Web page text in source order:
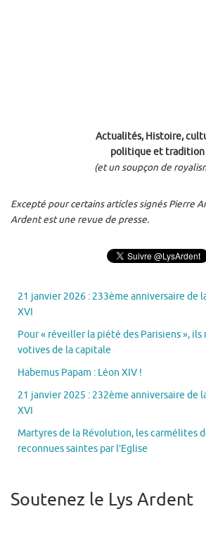
Actualités, Histoire,
politique et tradition
(et un soupçon de
Excepté pour certains articles signés Pierre
Ardent est une revue de presse.
21 janvier 2026 : 233ème anniversaire de
XVI
Pour « réveiller la piété des Parisiens »,
votives de la capitale
Habemus Papam : Léon XIV !
21 janvier 2025 : 232ème anniversaire de
XVI
Martyres de la Révolution, les carmélites
reconnues saintes par l’Eglise
Soutenez le Lys Ardent